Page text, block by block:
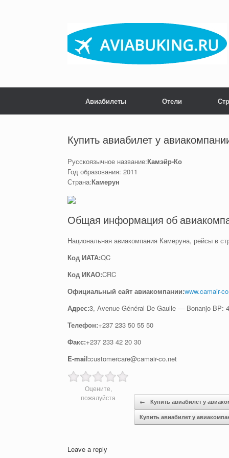
Авиабилеты Отели
Купить авиабилет у
Русскоязычное название:Камэйр-Ко
Год образования: 2011
Страна:Камерун
Общая информация об
Национальная авиакомпания Камеруна, рейсы в
Код ИАТА:QC
Код ИКАО:CRC
Официальный cайт авиакомпании:www.camair-
Адрес:3, Avenue Général De Gaulle — Bonanjo BP:
Телефон:+237 233 50 55 50
Факс:+237 233 42 20 30
E-mail:customercare@camair-co.net
Оцените,
пожалуйста
Post navigation ←
Купить авиабилет у
Купить авиабилет у
Leave a reply